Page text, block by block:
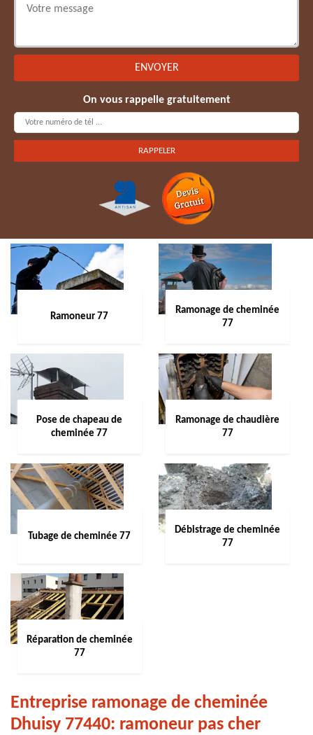
On vous rappelle gratuitement
Ramoneur 77
Ramonage de cheminée
77
Pose de chapeau de
cheminée 77
Ramonage de chaudière
77
Tubage de cheminée 77
Débistrage de cheminée
77
Réparation de cheminée
77
Entreprise ramonage de cheminée
Dhuisy 77440: ramoneur pas cher